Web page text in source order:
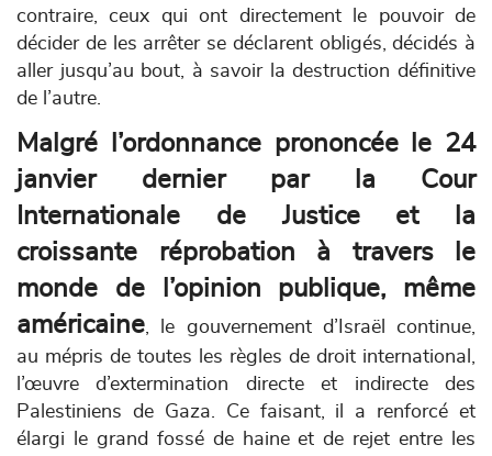
contraire, ceux qui ont directement le pouvoir de
décider de les arrêter se déclarent obligés, décidés à
aller jusqu’au bout, à savoir la destruction définitive
de l’autre.
Malgré l’ordonnance prononcée le 24
janvier dernier par la Cour
Internationale de Justice et la
croissante réprobation à travers le
monde de l’opinion publique, même
américaine, le gouvernement d’Israël continue,
au mépris de toutes les règles de droit international,
l’œuvre d’extermination directe et indirecte des
Palestiniens de Gaza. Ce faisant, il a renforcé et
élargi le grand fossé de haine et de rejet entre les